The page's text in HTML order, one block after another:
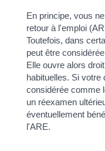
En principe, vous
retour à l'emploi
Toutefois, dans
peut être
Elle ouvre alors
habituelles. Si votre
considérée comme
un réexamen
éventuellement
l'ARE.